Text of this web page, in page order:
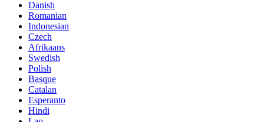
Danish
Romanian
Indonesian
Czech
Afrikaans
Swedish
Polish
Basque
Catalan
Esperanto
Hindi